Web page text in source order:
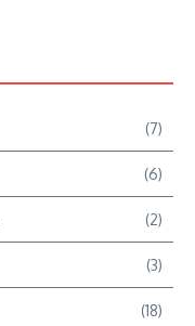
(7)
(6)
(2)
(3)
(18)